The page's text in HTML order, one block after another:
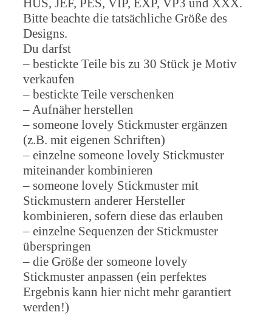
Bitte beachte die tatsächliche Größe des
Designs.
Du darfst
– bestickte Teile bis zu 30 Stück je Motiv
verkaufen
– bestickte Teile verschenken
– Aufnäher herstellen
– someone lovely Stickmuster ergänzen
(z.B. mit eigenen Schriften)
– einzelne someone lovely Stickmuster
miteinander kombinieren
– someone lovely Stickmuster mit
Stickmustern anderer Hersteller
kombinieren, sofern diese das erlauben
– einzelne Sequenzen der Stickmuster
überspringen
– die Größe der someone lovely
Stickmuster anpassen (ein perfektes
Ergebnis kann hier nicht mehr garantiert
werden!)